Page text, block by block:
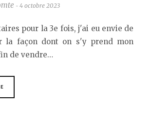
- 4 octobre 2023
pour la 3e fois, j'ai eu envie de
la façon dont on s'y prend mon
de vendre…